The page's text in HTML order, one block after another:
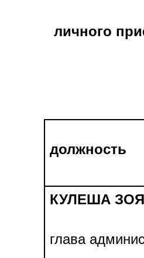
личного
должность
КУЛЕША
глава